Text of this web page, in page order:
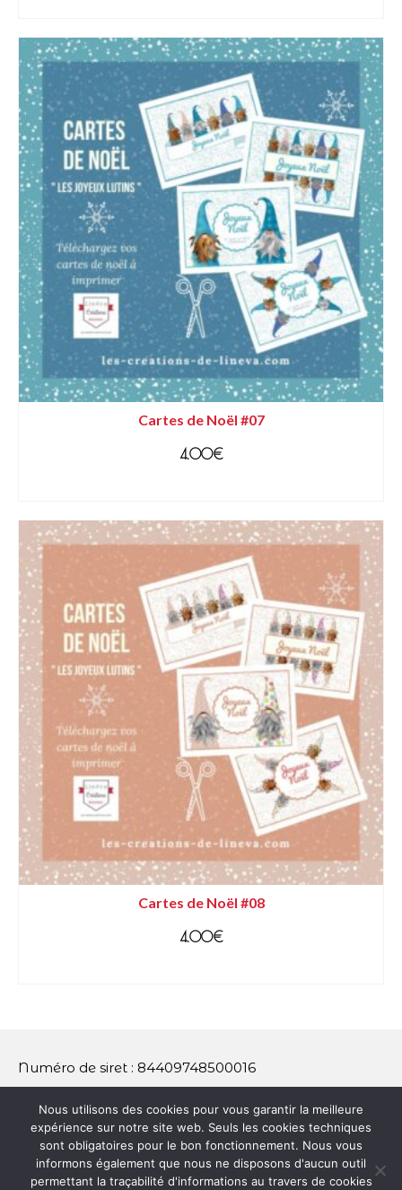
Cartes de Noël #07
4.00€
Cartes de Noël #08
4.00€
Numéro de siret : 84409748500016
Contact : maeva@les-creations-de-lineva.com
Plan du site Mentions légales Conditions Générales de Vente
Nous utilisons des cookies pour vous garantir la meilleure
expérience sur notre site web. Seuls les cookies techniques
sont obligatoires pour le bon fonctionnement. Nous vous
informons également que nous ne disposons d'aucun outil
permettant la traçabilité d'informations au travers de cookies